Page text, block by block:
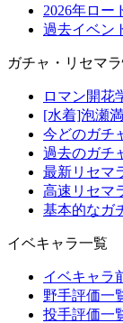
2026年ロー
過去イベン
ガチャ・リセマ
ロマン開花
[水着]泡瀬
今どのガチ
過去のガチ
最新リセマ
高速リセマ
基本的なガ
イベキャラ一覧
イベキャラ
野手評価一
投手評価一